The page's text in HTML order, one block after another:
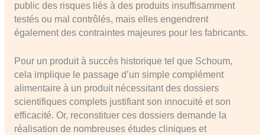
public des risques liés à des produits insuffisamment
testés ou mal contrôlés, mais elles engendrent
également des contraintes majeures pour les fabricants.
Pour un produit à succès historique tel que Schoum,
cela implique le passage d’un simple complément
alimentaire à un produit nécessitant des dossiers
scientifiques complets justifiant son innocuité et son
efficacité. Or, reconstituer ces dossiers demande la
réalisation de nombreuses études cliniques et